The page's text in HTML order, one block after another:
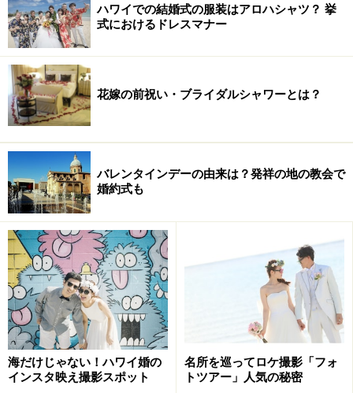
ら」。
クメール衣装のフラワーガールとページボーイに先導さ
れ、バージンロードを歩き、カソリックの神父によるブ
レッシング（キリスト教のお祝いを受けるという意味）
を受けるウエディングはこの高級リゾートのプール付き
テラスで行われました。挙式後は近くの村でクメール式
ハワイでの結婚式の服装はアロハシャツ？ 挙
式におけるドレスマナー
花嫁の前祝い・ブライダルシャワーとは？
バレンタインデーの由来は？発祥の地の教会で
婚約式も
海だけじゃない！ハワイ婚の
インスタ映え撮影スポット
名所を巡ってロケ撮影「フォ
トツアー」人気の秘密